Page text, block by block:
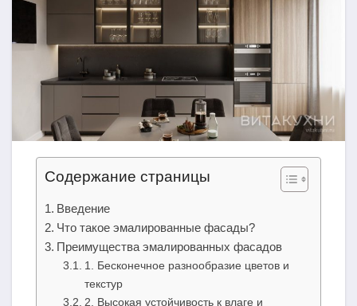
Содержание страницы
Введение
Что такое эмалированные фасады?
Преимущества эмалированных фасадов
1. Бесконечное разнообразие цветов и
текстур
2. Высокая устойчивость к влаге и